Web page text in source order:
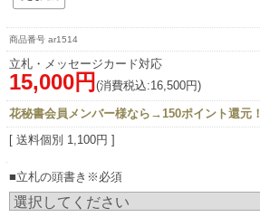
ar1514
立札・メッセージカード対応
15,000円 (消費税込:16,500円)
花秘書会員メンバー様なら→150ポイント還元！
[ 送料個別 1,100円 ]
■立札の頭書き※必須